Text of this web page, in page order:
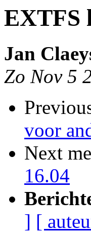
EXTFS
Jan
Zo Nov 5
voor
Next
16.04
] [